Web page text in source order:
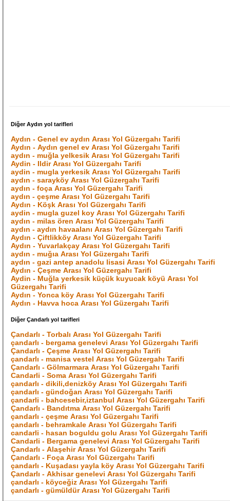
Diğer Aydın yol tarifleri
Aydın - Genel ev aydın Arası Yol Güzergahı Tarifi
Aydın - Aydın genel ev Arası Yol Güzergahı Tarifi
aydın - muğla yelkesik Arası Yol Güzergahı Tarifi
Aydin - Ildir Arası Yol Güzergahı Tarifi
aydin - mugla yerkesik Arası Yol Güzergahı Tarifi
aydın - sarayköy Arası Yol Güzergahı Tarifi
aydın - foça Arası Yol Güzergahı Tarifi
aydın - çeşme Arası Yol Güzergahı Tarifi
Aydın - Köşk Arası Yol Güzergahı Tarifi
aydin - mugla guzel koy Arası Yol Güzergahı Tarifi
aydın - milas ören Arası Yol Güzergahı Tarifi
aydın - aydın havaalanı Arası Yol Güzergahı Tarifi
Aydın - Çiftlikköy Arası Yol Güzergahı Tarifi
Aydın - Yuvarlakçay Arası Yol Güzergahı Tarifi
aydın - muğıa Arası Yol Güzergahı Tarifi
aydın - gazi antep anadolu lisasi Arası Yol Güzergahı Tarifi
Aydın - Çeşme Arası Yol Güzergahı Tarifi
Aydin - Muğla yerkesik küçük kuyucak köyü Arası Yol
Güzergahı Tarifi
Aydın - Yonca köy Arası Yol Güzergahı Tarifi
Aydın - Havva hoca Arası Yol Güzergahı Tarifi
Diğer Çandarlı yol tarifleri
Çandarlı - Torbalı Arası Yol Güzergahı Tarifi
çandarlı - bergama genelevi Arası Yol Güzergahı Tarifi
Çandarlı - Çeşme Arası Yol Güzergahı Tarifi
çandarlı - manisa vestel Arası Yol Güzergahı Tarifi
Çandarlı - Gölmarmara Arası Yol Güzergahı Tarifi
Candarli - Soma Arası Yol Güzergahı Tarifi
çandarlı - dikili,denizköy Arası Yol Güzergahı Tarifi
çandarlı - gündoğan Arası Yol Güzergahı Tarifi
çandarli - bahcesebir,iztanbul Arası Yol Güzergahı Tarifi
Çandarlı - Bandıtma Arası Yol Güzergahı Tarifi
çandarlı - çeşme Arası Yol Güzergahı Tarifi
çandarlı - behramkale Arası Yol Güzergahı Tarifi
candarli - hasan boguldu golu Arası Yol Güzergahı Tarifi
Candarli - Bergama genelevi Arası Yol Güzergahı Tarifi
Çandarlı - Alaşehir Arası Yol Güzergahı Tarifi
Çandarlı - Foça Arası Yol Güzergahı Tarifi
çandarlı - Kuşadası yayla köy Arası Yol Güzergahı Tarifi
Çandarlı - Akhisar genelevi Arası Yol Güzergahı Tarifi
çandarlı - köyceğiz Arası Yol Güzergahı Tarifi
çandarlı - gümüldür Arası Yol Güzergahı Tarifi